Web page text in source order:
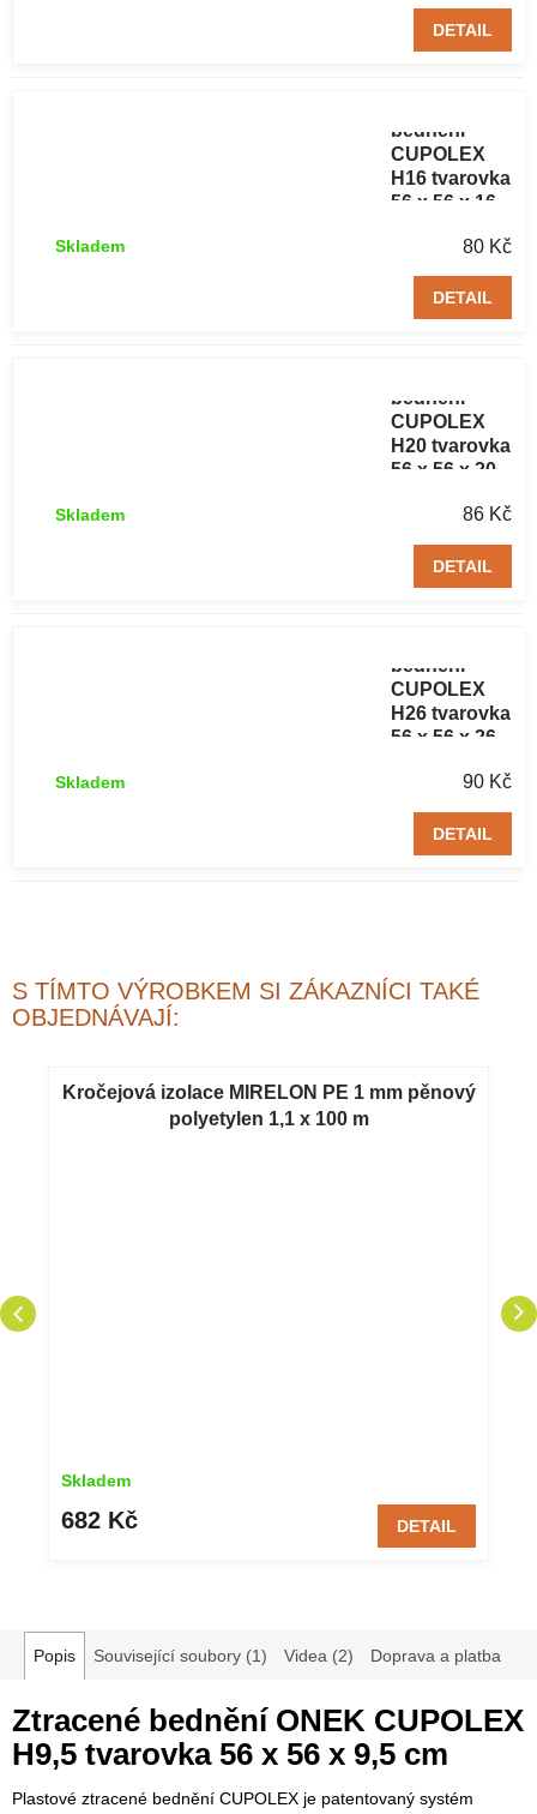
DETAIL
bednění
CUPOLEX
H16 tvarovka
56 x 56 x 16
80 Kč
Skladem
DETAIL
bednění
CUPOLEX
H20 tvarovka
56 x 56 x 20
86 Kč
Skladem
DETAIL
bednění
CUPOLEX
H26 tvarovka
56 x 56 x 26
90 Kč
Skladem
DETAIL
S TÍMTO VÝROBKEM SI ZÁKAZNÍCI TAKÉ
OBJEDNÁVAJÍ:
Kročejová izolace MIRELON PE 1 mm pěnový
polyetylen 1,1 x 100 m
Skladem
682 Kč DETAIL
Popis Související soubory (1) Videa (2) Doprava a platba
Ztracené bednění ONEK CUPOLEX
H9,5 tvarovka 56 x 56 x 9,5 cm
Plastové ztracené bednění CUPOLEX je patentovaný systém